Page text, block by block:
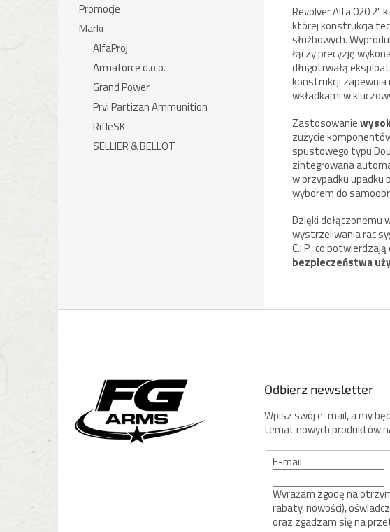
Promocje
Marki
AlfaProj
Armaforce d.o.o.
Grand Power
Prvi Partizan Ammunition
RifleSK
SELLIER & BELLOT
Revolver Alfa 020 2"
której konstrukcja
służbowych.
łączy precyzję
długotrwałą
konstrukcji
wkładkami w
Zastosowanie
zużycie
spustowego typu
zintegrowana
w przypadku upadku
wyborem do
Dzięki
wystrzeliwania rac
C.I.P., co
bezpieczeństwa
Odbierz newsletter
Wpisz swój e-mail, a my
temat nowych produktów
E-mail
Wyrażam zgodę na
rabaty, nowości),
oraz zgadzam się na